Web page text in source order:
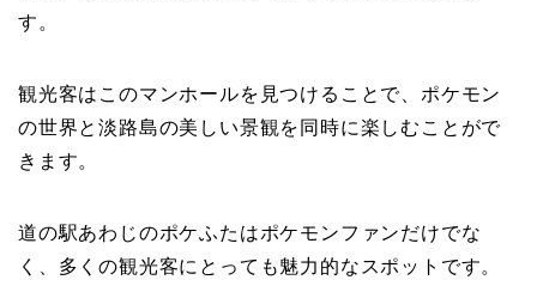
す。
観光客はこのマンホールを見つけることで、ポケモン
の世界と淡路島の美しい景観を同時に楽しむことがで
きます。
道の駅あわじのポケふたはポケモンファンだけでな
く、多くの観光客にとっても魅力的なスポットです。